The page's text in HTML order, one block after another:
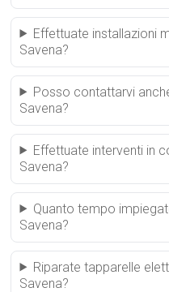
Effettuate installazioni
Savena?
Posso contattarvi
Savena?
Effettuate interventi in
Savena?
Quanto tempo
Savena?
Riparate tapparelle
Savena?